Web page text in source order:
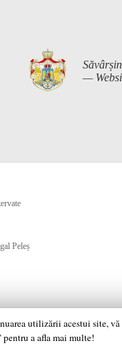
—
Peleș
utilizării acestui site,
a afla mai multe!